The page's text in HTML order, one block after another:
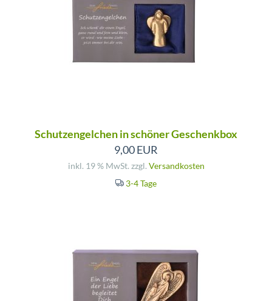
Schutzengelchen in schöner Geschenkbox
9,00 EUR
inkl. 19 % MwSt. zzgl. Versandkosten
3-4 Tage